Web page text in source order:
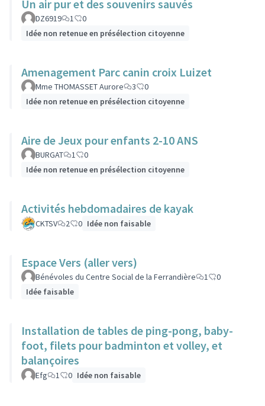
Un air pur et des souvenirs sauvés
DZ6919 1
0
Idée non retenue en présélection citoyenne
Amenagement Parc canin croix Luizet
Mme THOMASSET Aurore 3
0
Idée non retenue en présélection citoyenne
Aire de Jeux pour enfants 2-10 ANS
BURGAT 1
0
Idée non retenue en présélection citoyenne
Activités hebdomadaires de kayak
CKTSV 2 0 Idée non faisable
Espace Vers (aller vers)
Bénévoles du Centre Social de la Ferrandière 1
0
Idée faisable
Installation de tables de ping-pong, baby-
foot, filets pour badminton et volley, et
balançoires
Efg 1 0 Idée non faisable